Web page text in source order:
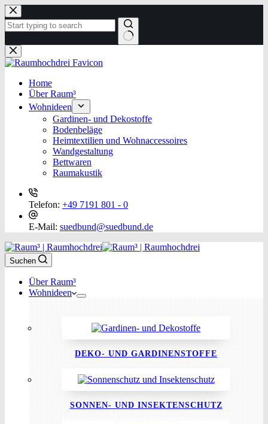
Zum
Inhalt
springen
Keine
Ergebnisse
Home
Über Raum³
Wohnideen
Gardinen- und Dekostoffe
Bodenbeläge
Heimtextilien und Wohnaccessoires
Wandgestaltung
Bettwaren
Raumakustik
Telefon: +49 7191 801 - 0
E-Mail: suedbund@suedbund.de
Suchen
Über Raum³
Wohnideen
DEKO- UND GARDINENSTOFFE
SONNEN- UND INSEKTENSCHUTZ